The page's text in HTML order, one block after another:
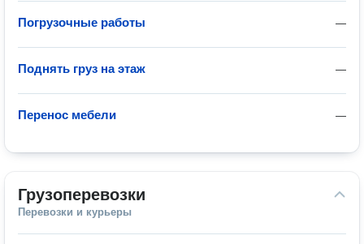
—
Погрузочные работы
—
Поднять груз на этаж
—
Перенос мебели
Грузоперевозки
Перевозки и курьеры